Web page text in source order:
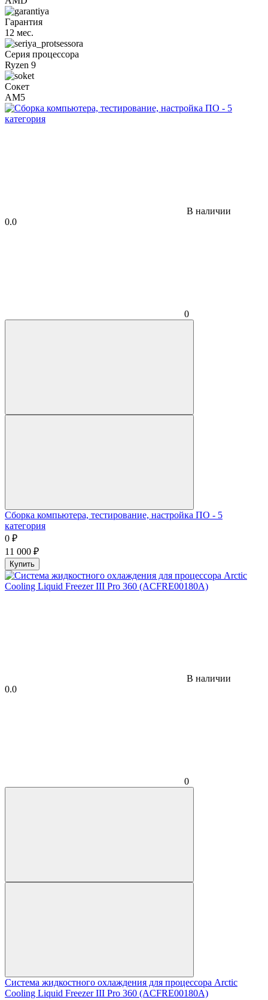
Гарантия
12 мес.
Серия процессора
Ryzen 9
Сокет
AM5
В наличии
0.0
0
Сборка компьютера, тестирование, настройка ПО - 5
категория
0 ₽
11 000 ₽
Купить
В наличии
0.0
0
Система жидкостного охлаждения для процессора Arctic
Cooling Liquid Freezer III Pro 360 (ACFRE00180A)